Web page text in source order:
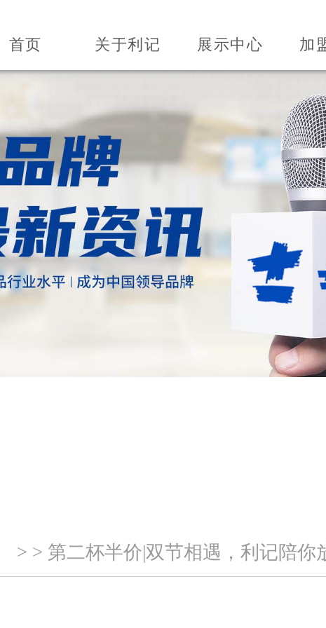
首页 关于利记 展示中心 加
> > 第二杯半价|双节相遇，利记陪你